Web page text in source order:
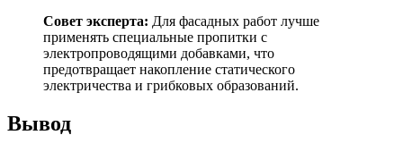
Совет эксперта: Для фасадных работ лучше
применять специальные пропитки с
электропроводящими добавками, что
предотвращает накопление статического
электричества и грибковых образований.
Вывод